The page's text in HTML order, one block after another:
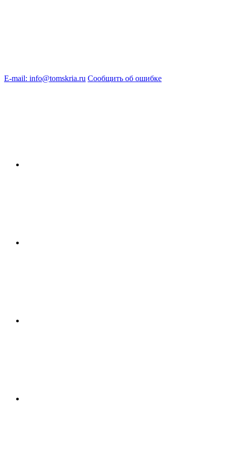
E-mail: info@tomskria.ru Сообщить об ошибке